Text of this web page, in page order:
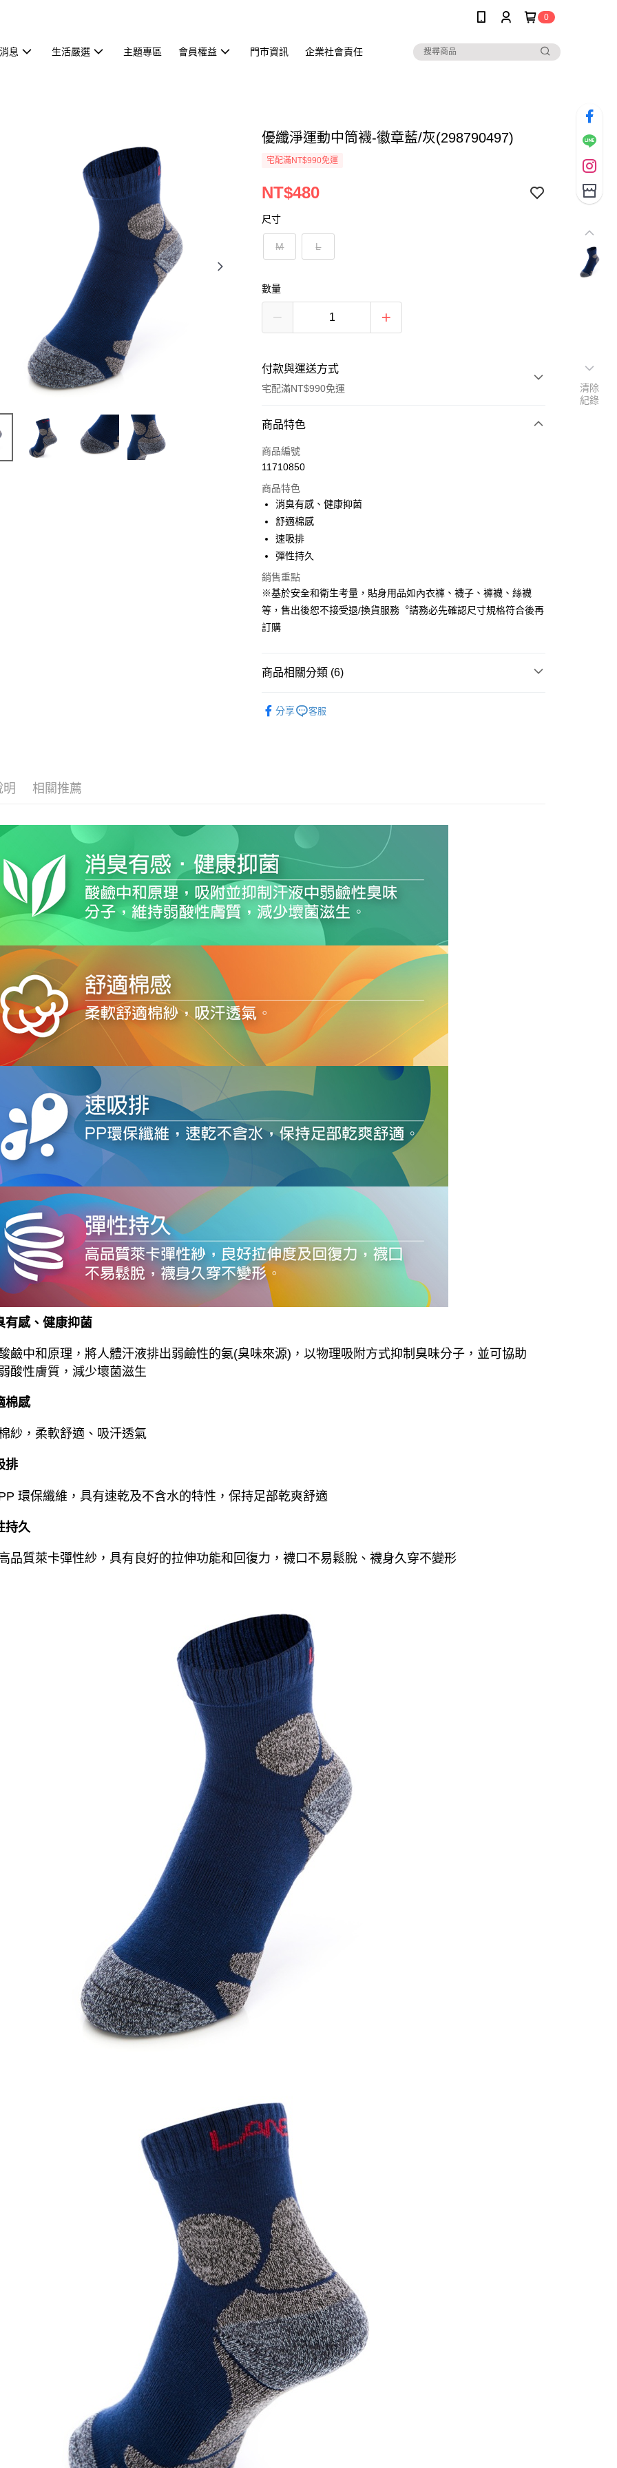
0
息 生活嚴選 主題專區 會員權益 門市資訊 企業社會責任
優纖淨運動中筒襪-徽章藍/灰(298790497)
宅配滿NT$990免運
NT$480
尺寸
M L
數量
付款與運送方式
宅配滿NT$990免運
付款方式
信用卡一次付款
Apple Pay
悠遊付
Google Pay
全盈+PAY
宅配
付款後門市自取
商品特色
商品編號
11710850
商品特色
消臭有感、健康抑菌
舒適棉感
速吸排
彈性持久
銷售重點
※基於安全和衛生考量，貼身用品如內衣褲、襪子、褲襪、絲襪
等，售出後恕不接受退/換貨服務︒請務必先確認尺寸規格符合後再
訂購
商品相關分類 (6)
分享 客服
明 相關推薦
有感、健康抑菌
鹼中和原理，將人體汗液排出弱鹼性的氨(臭味來源)，以物理吸附方式抑制臭味分子，並可協助
酸性膚質，減少壞菌滋生
棉感
紗，柔軟舒適、吸汗透氣
排
環保纖維，具有速乾及不含水的特性，保持足部乾爽舒適
持久
品質萊卡彈性紗，具有良好的拉伸功能和回復力，襪口不易鬆脫、襪身久穿不變形
清除
紀錄